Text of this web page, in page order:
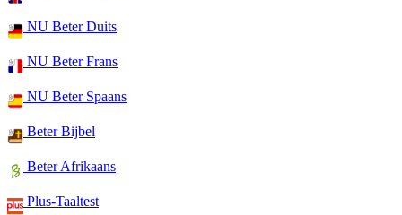
NU Beter Duits
NU Beter Frans
NU Beter Spaans
Beter Bijbel
Beter Afrikaans
Plus-Taaltest